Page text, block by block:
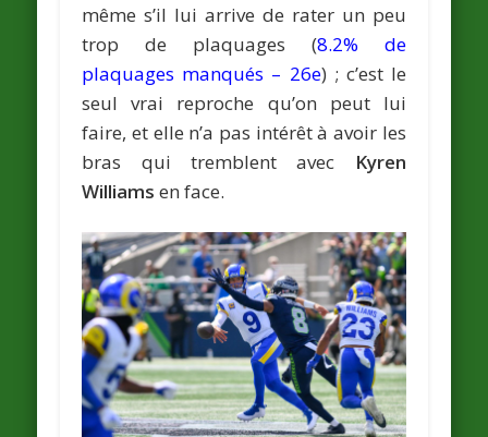
même s’il lui arrive de rater un peu
trop de plaquages (8.2% de
plaquages manqués – 26e) ; c’est le
seul vrai reproche qu’on peut lui
faire, et elle n’a pas intérêt à avoir les
bras qui tremblent avec Kyren
Williams en face.